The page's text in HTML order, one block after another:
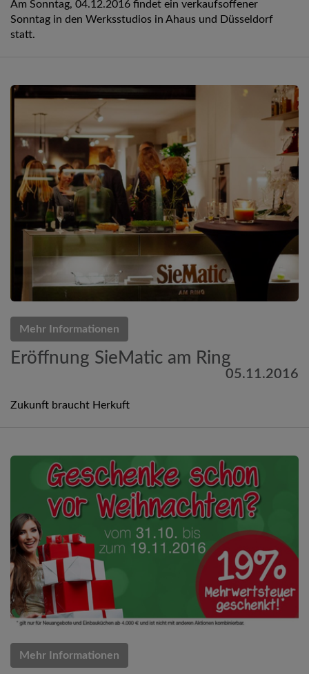
Am Sonntag, 04.12.2016 findet ein verkaufsoffener
Sonntag in den Werksstudios in Ahaus und Düsseldorf
statt.
Mehr Informationen
Eröffnung SieMatic am Ring
05.11.2016
Zukunft braucht Herkuft
Mehr Informationen